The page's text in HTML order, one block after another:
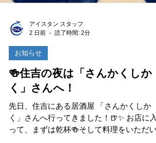
アイスタン スタッフ
お知らせ
🍻住吉の夜は「さんかくしか